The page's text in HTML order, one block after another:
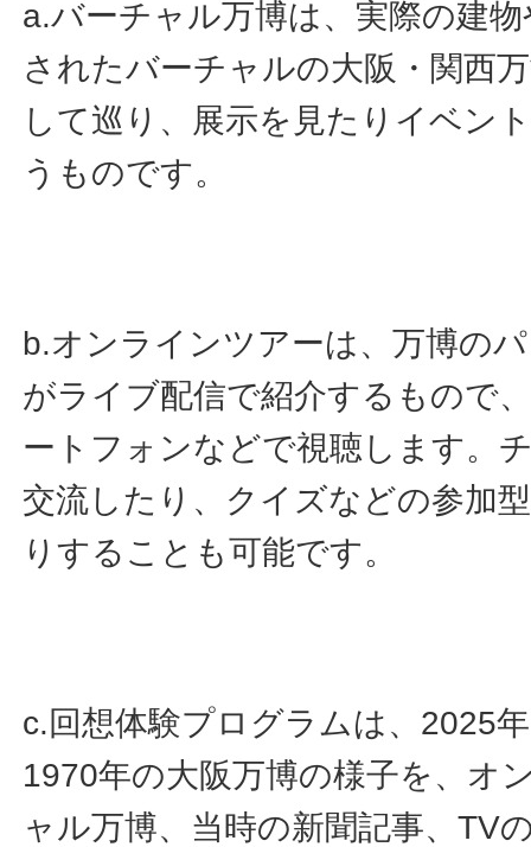
a.バーチャル万博は、実際の建
されたバーチャルの大阪・関西
して巡り、展示を見たりイベン
うものです。
b.オンラインツアーは、万博の
がライブ配信で紹介するもので
ートフォンなどで視聴します。
交流したり、クイズなどの参加
りすることも可能です。
c.回想体験プログラムは、2025
1970年の大阪万博の様子を、オ
ャル万博、当時の新聞記事、TV